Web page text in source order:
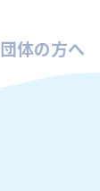
団体の方へ